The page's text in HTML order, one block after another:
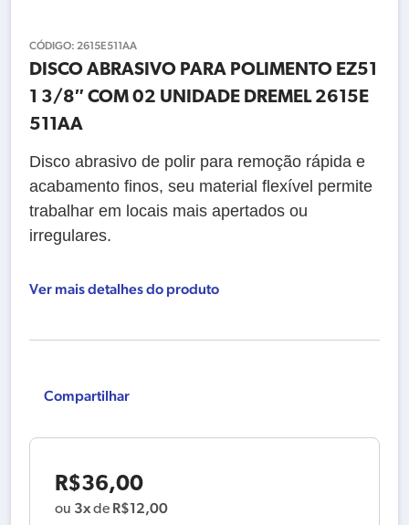
CÓDIGO: 2615E511AA
DISCO ABRASIVO PARA POLIMENTO EZ51
1 3/8″ COM 02 UNIDADE DREMEL 2615E
511AA
Disco abrasivo de polir para remoção rápida e
acabamento finos, seu material flexível permite
trabalhar em locais mais apertados ou
irregulares.
Ver mais detalhes do produto
Compartilhar
R$36,00
ou 3xde R$12,00